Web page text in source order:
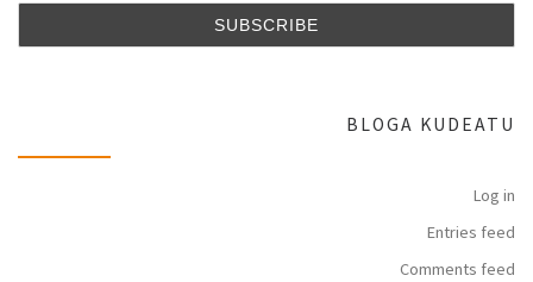
BLOGA KUDEATU
Log in
Entries feed
Comments feed